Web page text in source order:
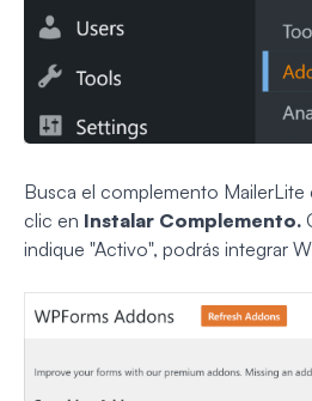
Busca el complemento MailerLite
clic en Instalar Complemento.
indique "Activo", podrás integrar